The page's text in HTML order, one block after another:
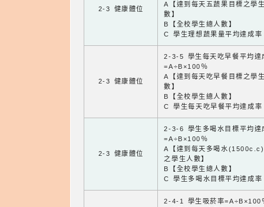
2-3 健康體位
A【達到每天五蔬果目標之學
數】
B【全校學生總人數】
C 學生理想蔬果量平均達成率
2-3 健康體位
2-3-5 學生每天吃早餐平均達
=A÷B×100％
A【達到每天吃早餐目標之學
數】
B【全校學生總人數】
C 學生每天吃早餐平均達成率
2-3 健康體位
2-3-6 學生多喝水目標平均達
=A÷B×100％
A【達到每天多喝水
之學生人數】
B【全校學生總人數】
C 學生多喝水目標平均達成率
2-4-1 學生吸菸率=A÷B×100